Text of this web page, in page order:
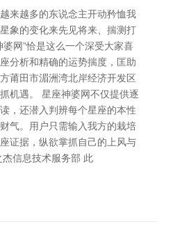
来越多的东说念主开动矜恤我
象的变化来先见将来、揣测打
网”恰是这么一个深受大家喜
分析和精确的运势揣度，匡助
莆田市湄洲湾北岸经济开发区
机遇。 星座神婆网不仅提供逐
，还潜入判辨每个星座的本性
气。用户只需输入我方的栽培
证据，纵欲掌抓自己的上风与
信息技术服务部 此